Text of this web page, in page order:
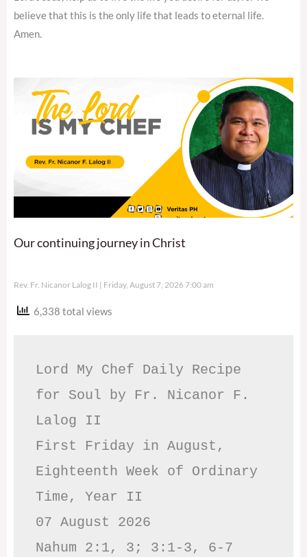
believe that this is the only life that leads to eternal life.
Amen.
Our continuing journey in Christ
Rev. Fr. Nicanor Lalog II Friday, August 7, 2026 7:00 am
6,338 total views
Lord My Chef Daily Recipe
for Soul by Fr. Nicanor F.
Lalog II
First Friday in August,
Eighteenth Week of Ordinary
Time, Year II
07 August 2026
Nahum 2:1, 3; 3:1-3, 6-7